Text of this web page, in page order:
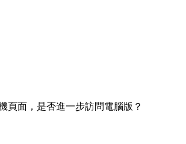
頁面，是否進一步訪問電腦版？